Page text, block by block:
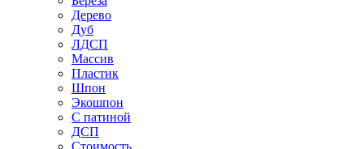
Дерево
Дуб
ЛДСП
Массив
Пластик
Шпон
Экошпон
С патиной
ДСП
Стоимость